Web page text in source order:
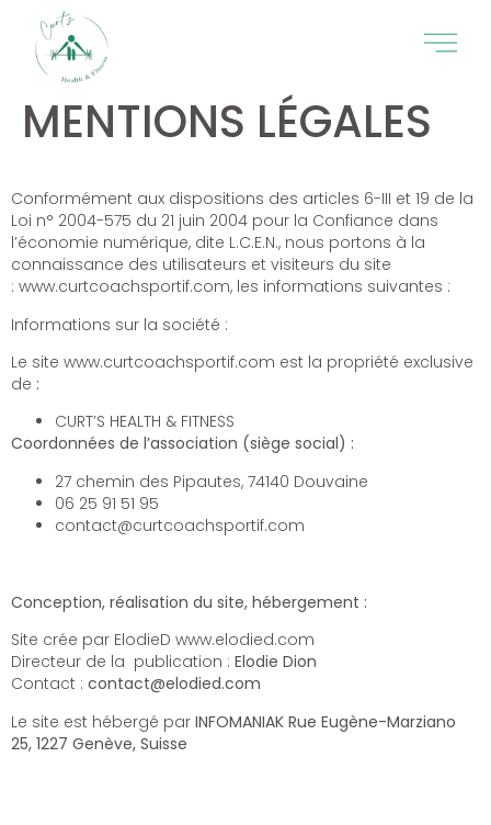
MENTIONS LÉGALES
Conformément aux dispositions des articles 6-III et 19 de la
Loi n° 2004-575 du 21 juin 2004 pour la Confiance dans
l’économie numérique, dite L.C.E.N., nous portons à la
connaissance des utilisateurs et visiteurs du site
: www.curtcoachsportif.com, les informations suivantes :
Informations sur la société :
Le site www.curtcoachsportif.com est la propriété exclusive
de :
CURT’S HEALTH & FITNESS
Coordonnées de l’association (siège social) :
27 chemin des Pipautes, 74140 Douvaine
06 25 91 51 95
contact@curtcoachsportif.com
Conception, réalisation du site, hébergement :
Site crée par ElodieD www.elodied.com
Directeur de la publication : Elodie Dion
Contact : contact@elodied.com
Le site est hébergé par INFOMANIAK Rue Eugène-Marziano
25, 1227 Genève, Suisse